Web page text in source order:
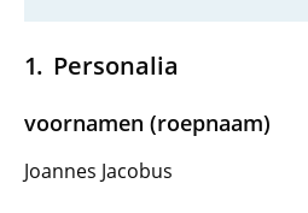
Personalia
voornamen (roepnaam)
Joannes Jacobus